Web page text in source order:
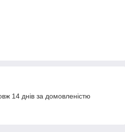
14 днів за домовленістю